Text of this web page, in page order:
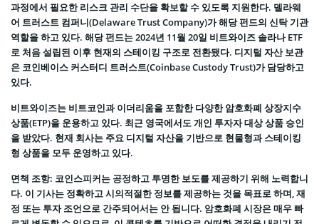
과정에서 필요한 리스크 관리 수단을 확보할 수 있도록 지원한다. 델라웨
어 트러스트 컴퍼니(Delaware Trust Company)가 해당 펀드의 신탁 기관
역할을 하고 있다. 해당 펀드는 2024년 11월 20일 비트와이즈 솔라나 ETF
로 처음 설립된 이후 현재의 스테이킹 구조로 전환됐다. 디지털 자산 보관
은 코인베이스 커스터디 트러스트(Coinbase Custody Trust)가 담당하고
있다.
비트와이즈는 비트코인과 이더리움을 포함한 다양한 암호화폐 상장지수
상품(ETP)을 운용하고 있다. 최근 영국에서도 개인 투자자 대상 상품 승인
을 받았다. 현재 회사는 주요 디지털 자산을 기반으로 현물형과 스테이킹
형 상품을 모두 운영하고 있다.
면책 조항: 코인스피커는 공정하고 투명한 보도를 제공하기 위해 노력합니
다. 이 기사는 정확하고 시의적절한 정보를 제공하는 것을 목표로 하며, 재
정 또는 투자 조언으로 간주되어서는 안 됩니다. 암호화폐 시장은 매우 빠